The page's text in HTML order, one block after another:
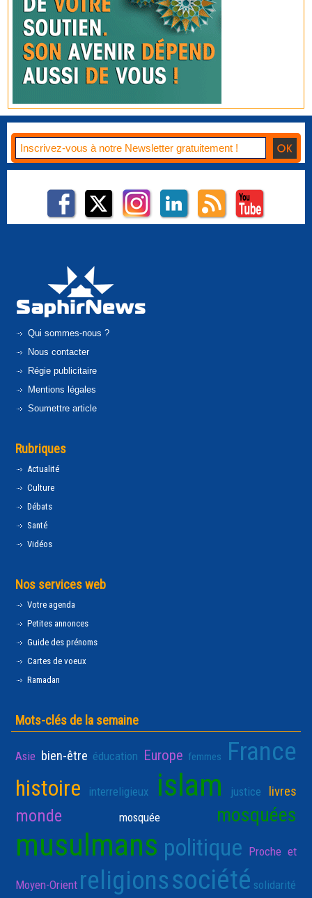
Qui sommes-nous ?
Nous contacter
Régie publicitaire
Mentions légales
Soumettre article
Rubriques
Actualité
Culture
Débats
Santé
Vidéos
Nos services web
Votre agenda
Petites annonces
Guide des prénoms
Cartes de voeux
Ramadan
Mots-clés de la semaine
Asie bien-être éducation Europe femmes France
histoire interreligieux islam justice livres
monde mosquée mosquées
musulmans politique Proche et
Moyen-Orient religionssociété solidarité